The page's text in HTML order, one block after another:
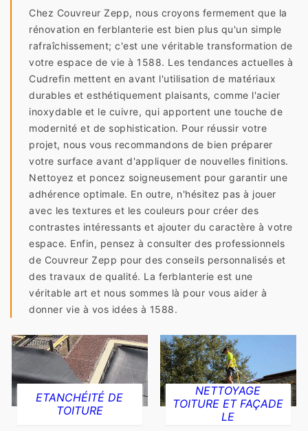
Chez Couvreur Zepp, nous croyons fermement que la
rénovation en ferblanterie est bien plus qu'un simple
rafraîchissement; c'est une véritable transformation de
votre espace de vie à 1588. Les tendances actuelles à
Cudrefin mettent en avant l'utilisation de matériaux
durables et esthétiquement plaisants, comme l'acier
inoxydable et le cuivre, qui apportent une touche de
modernité et de sophistication. Pour réussir votre
projet, nous vous recommandons de bien préparer
votre surface avant d'appliquer de nouvelles finitions.
Nettoyez et poncez soigneusement pour garantir une
adhérence optimale. En outre, n'hésitez pas à jouer
avec les textures et les couleurs pour créer des
contrastes intéressants et ajouter du caractère à votre
espace. Enfin, pensez à consulter des professionnels
de Couvreur Zepp pour des conseils personnalisés et
des travaux de qualité. La ferblanterie est une
véritable art et nous sommes là pour vous aider à
donner vie à vos idées à 1588.
ETANCHÉITÉ DE
TOITURE
NETTOYAGE
TOITURE ET FAÇADE
LE